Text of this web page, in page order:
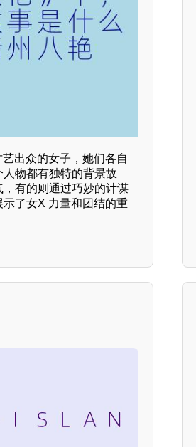
出众的女子，她们各自
物都有独特的背景故
有的则通过巧妙的计谋
了女X 力量和团结的重